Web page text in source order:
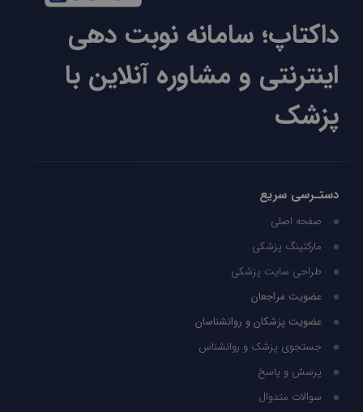
داکتاپ؛ سامانه نوبت دهی
اینترنتی و مشاوره آنلاین با
پزشک
دستـرسی سریع
صفحه اصلی
مارکتینگ پزشکی
طراحی سایت پزشکی
عضویت مراجعان
عضویت پزشکان و روانشناسان
جستجوی پزشک و روانشناس
پرسش و پاسخ
سوالات متدوال